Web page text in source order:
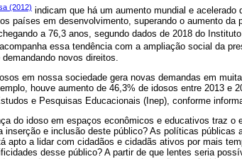
(2012) indicam que há um aumento mundial e
países em desenvolvimento, superando o aumento da
a 76,3 anos, segundo dados de 2018 do
essa tendência com a ampliação social da
novos direitos.
em nossa sociedade gera novas demandas em
houve aumento de 46,3% de idosos entre 2013 e
e Pesquisas Educacionais (Inep), conforme
do idoso em espaços econômicos e educativos traz o
inserção e inclusão deste público? As políticas públicas
apto a lidar com cidadãos e cidadãs ativos por mais
desse público? A partir de que lentes seria